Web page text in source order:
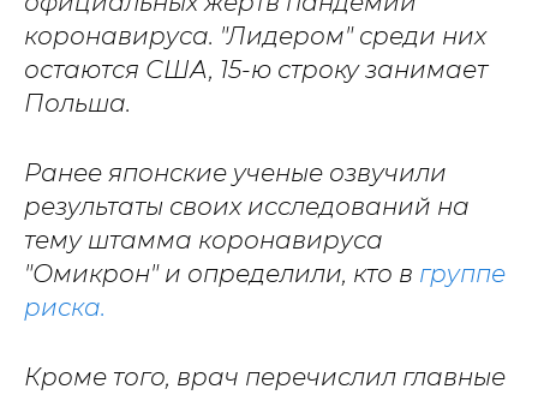
коронавируса. "Лидером" среди них
остаются США, 15-ю строку занимает
Польша.
Ранее японские ученые озвучили
результаты своих исследований на
тему штамма коронавируса
"Омикрон" и определили, кто в группе
риска.
Кроме того, врач перечислил главные